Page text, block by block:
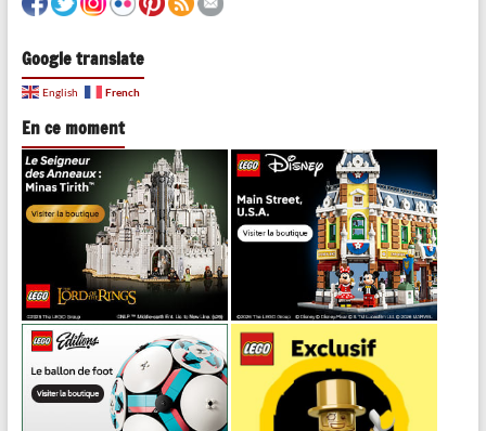
Google translate
English French
En ce moment